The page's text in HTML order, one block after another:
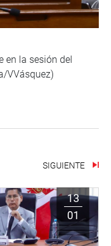
en la sesión del
VVásquez)
SIGUIENTE
13
01